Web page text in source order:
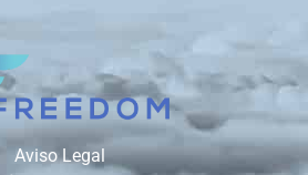
Aviso Legal